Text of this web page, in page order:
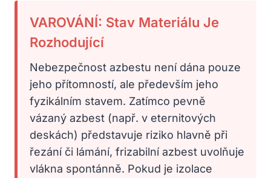
VAROVÁNÍ: Stav Materiálu Je
Rozhodující
Nebezpečnost azbestu není dána pouze
jeho přítomností, ale především jeho
fyzikálním stavem. Zatímco pevně
vázaný azbest (např. v eternitových
deskách) představuje riziko hlavně při
řezání či lámání, frizabilní azbest uvolňuje
vlákna spontánně. Pokud je izolace